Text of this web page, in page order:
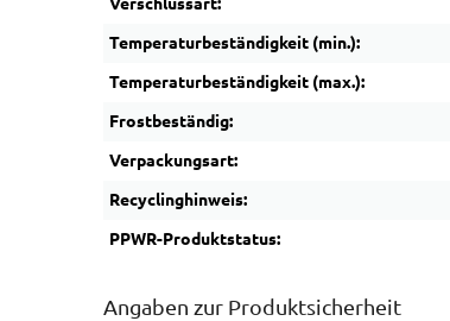
Temperaturbeständigkeit (min.):
Temperaturbeständigkeit (max.):
Frostbeständig:
Verpackungsart:
Recyclinghinweis:
PPWR-Produktstatus:
Angaben zur Produktsicherheit